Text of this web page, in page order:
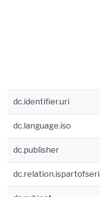
dc.identifier.uri
dc.language.iso
dc.publisher